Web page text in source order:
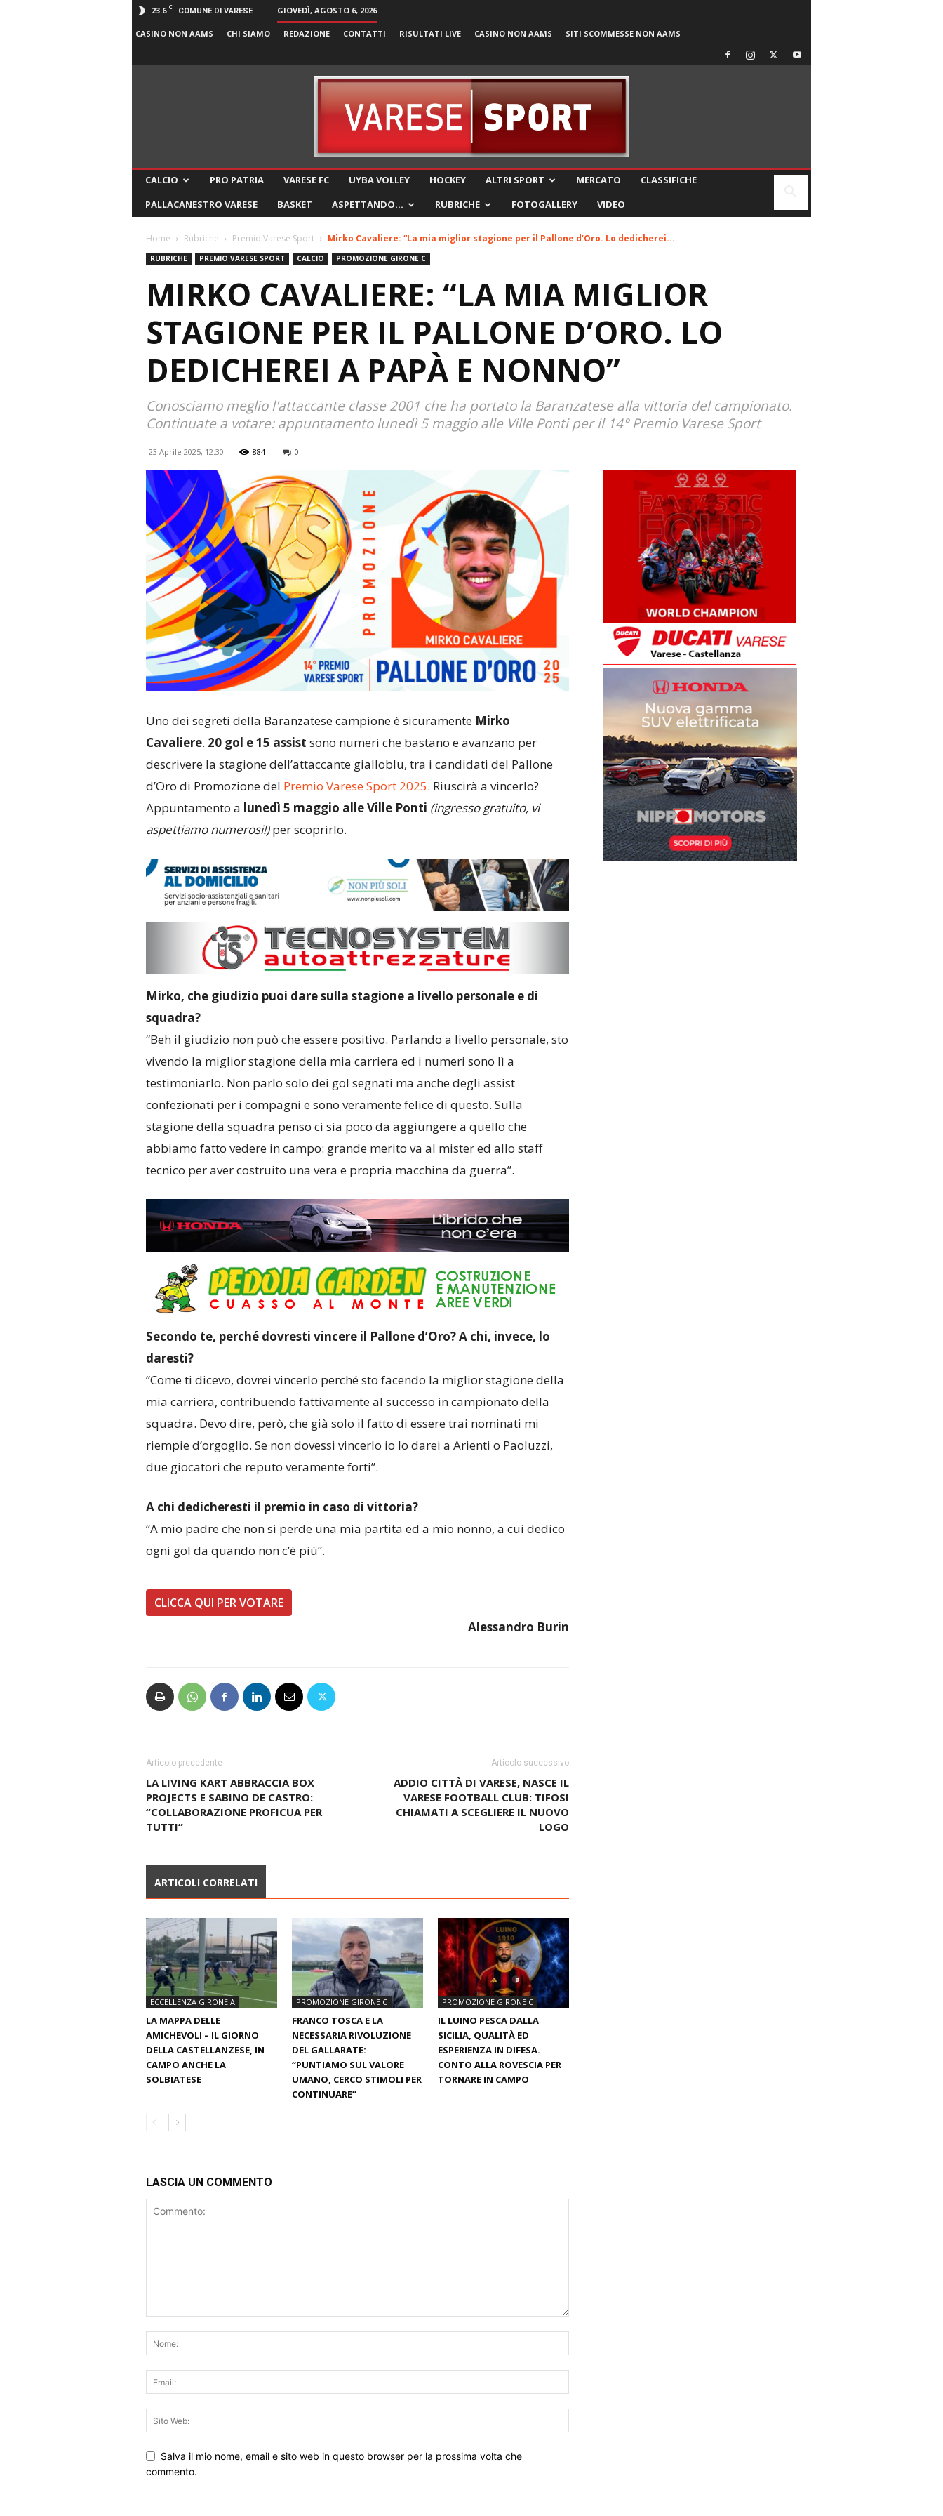
23.6 C COMUNE DI VARESE GIOVEDÌ, AGOSTO 6, 2026
CASINO NON AAMS CHI SIAMO REDAZIONE CONTATTI RISULTATI LIVE CASINO NON AAMS SITI SCOMMESSE NON AAMS
CALCIO PRO PATRIA VARESE FC UYBA VOLLEY HOCKEY ALTRI SPORT MERCATO
CLASSIFICHE
PALLACANESTRO VARESE
BASKET ASPETTANDO… RUBRICHE FOTOGALLERY VIDEO
Home Rubriche Premio Varese Sport Mirko Cavaliere: “La mia miglior stagione per il Pallone d’Oro. Lo dedicherei...
RUBRICHE PREMIO VARESE SPORT CALCIO PROMOZIONE GIRONE C
MIRKO CAVALIERE: “LA MIA MIGLIOR
STAGIONE PER IL PALLONE D’ORO. LO
DEDICHEREI A PAPÀ E NONNO”
Conosciamo meglio l'attaccante classe 2001 che ha portato la Baranzatese alla vittoria del campionato.
Continuate a votare: appuntamento lunedì 5 maggio alle Ville Ponti per il 14° Premio Varese Sport
23 Aprile 2025, 12:30 884 0
Uno dei segreti della Baranzatese campione è sicuramente Mirko
Cavaliere. 20 gol e 15 assist sono numeri che bastano e avanzano per
descrivere la stagione dell’attaccante gialloblu, tra i candidati del Pallone
d’Oro di Promozione del Premio Varese Sport 2025. Riuscirà a vincerlo?
Appuntamento a lunedì 5 maggio alle Ville Ponti (ingresso gratuito, vi
aspettiamo numerosi!)per scoprirlo.
Mirko, che giudizio puoi dare sulla stagione a livello personale e di
squadra?
“Beh il giudizio non può che essere positivo. Parlando a livello personale, sto
vivendo la miglior stagione della mia carriera ed i numeri sono lì a
testimoniarlo. Non parlo solo dei gol segnati ma anche degli assist
confezionati per i compagni e sono veramente felice di questo. Sulla
stagione della squadra penso ci sia poco da aggiungere a quello che
abbiamo fatto vedere in campo: grande merito va al mister ed allo staff
tecnico per aver costruito una vera e propria macchina da guerra”.
Secondo te, perché dovresti vincere il Pallone d’Oro? A chi, invece, lo
daresti?
“Come ti dicevo, dovrei vincerlo perché sto facendo la miglior stagione della
mia carriera, contribuendo fattivamente al successo in campionato della
squadra. Devo dire, però, che già solo il fatto di essere trai nominati mi
riempie d’orgoglio. Se non dovessi vincerlo io lo darei a Arienti o Paoluzzi,
due giocatori che reputo veramente forti”.
A chi dedicheresti il premio in caso di vittoria?
“A mio padre che non si perde una mia partita ed a mio nonno, a cui dedico
ogni gol da quando non c’è più”.
CLICCA QUI PER VOTARE
Alessandro Burin
Articolo precedente
LA LIVING KART ABBRACCIA BOX
PROJECTS E SABINO DE CASTRO:
“COLLABORAZIONE PROFICUA PER
TUTTI”
Articolo successivo
ADDIO CITTÀ DI VARESE, NASCE IL
VARESE FOOTBALL CLUB: TIFOSI
CHIAMATI A SCEGLIERE IL NUOVO
LOGO
ARTICOLI CORRELATI
ECCELLENZA GIRONE A
LA MAPPA DELLE
AMICHEVOLI – IL GIORNO
DELLA CASTELLANZESE, IN
CAMPO ANCHE LA
SOLBIATESE
PROMOZIONE GIRONE C
FRANCO TOSCA E LA
NECESSARIA RIVOLUZIONE
DEL GALLARATE:
“PUNTIAMO SUL VALORE
UMANO, CERCO STIMOLI PER
CONTINUARE”
PROMOZIONE GIRONE C
IL LUINO PESCA DALLA
SICILIA, QUALITÀ ED
ESPERIENZA IN DIFESA.
CONTO ALLA ROVESCIA PER
TORNARE IN CAMPO
LASCIA UN COMMENTO
Salva il mio nome, email e sito web in questo browser per la prossima volta che
commento.